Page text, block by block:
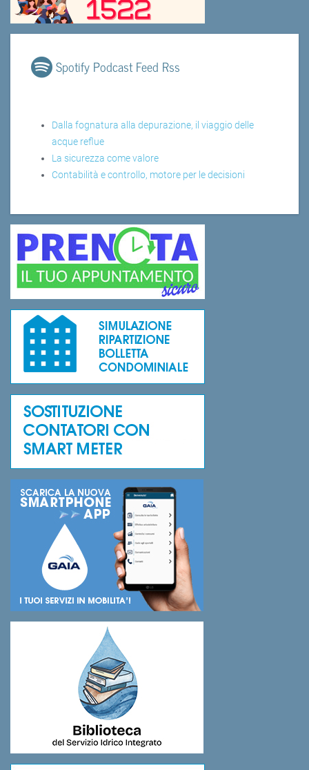
Spotify Podcast Feed Rss
Dalla fognatura alla depurazione, il viaggio delle
acque reflue
La sicurezza come valore
Contabilità e controllo, motore per le decisioni